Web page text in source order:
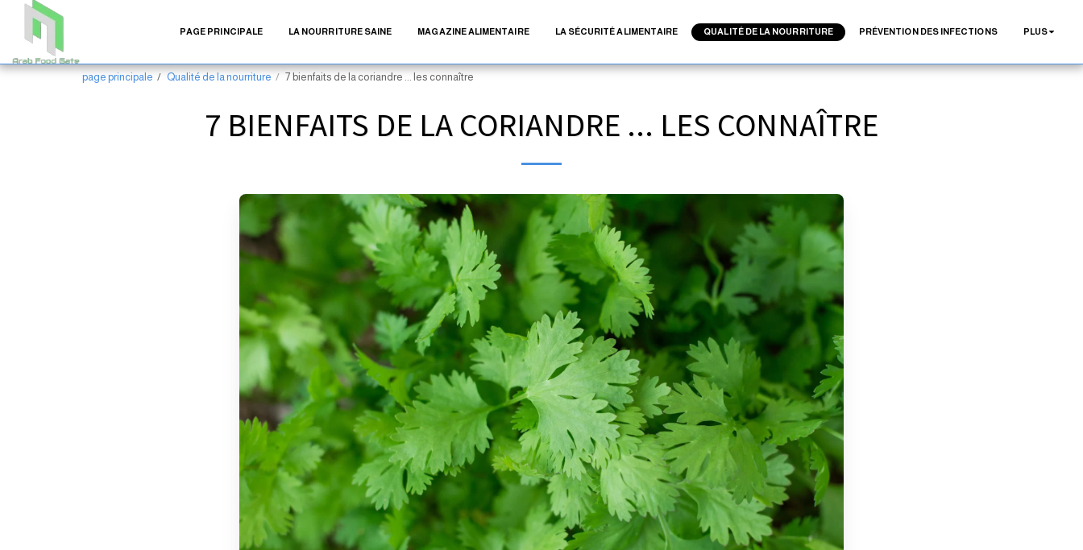
PAGE PRINCIPALE LA NOURRITURE SAINE MAGAZINE ALIMENTAIRE LA SÉCURITÉ ALIMENTAIRE QUALITÉ DE LA NOURRITURE PRÉVENTION DES INFECTIONS PLUS
page principale Qualité de la nourriture 7 bienfaits de la coriandre ... les connaître
7 BIENFAITS DE LA CORIANDRE ... LES CONNAÎTRE